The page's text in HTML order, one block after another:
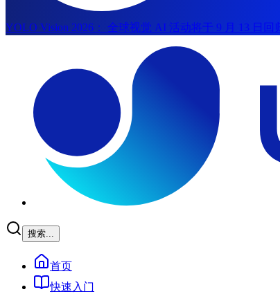
YOLO Vision 2026：
全球视觉 AI 活动将于 9 月 13 日回
搜索...
首页
快速入门